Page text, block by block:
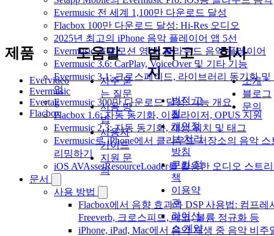
Evermusic 전 세계 1,100만 다운로드 달성
Flacbox 100만 다운로드 달성: Hi-Res 오디오
2025년 최고의 iPhone 음악 플레이어 앱 5선
Evermusic 프로모션 영상: 클라우드 음악 플레이어
Evermusic 3.6: CarPlay, VoiceOver 및 기타 기능
Evermusic 3.1: 크로스페이드, 라이브러리 동기화 및
업
Evermusic 300만 다운로드 달성: 기능 개요
Flacbox 1.6: 자동 동기화, 이퀄라이저, OPUS 지원
Evermusic 2.3: 자동 동기화, 재생 위치 및 태그
Evermusic로 iPhone에서 클라우드 저장소의 음악 스
리밍하기
iOS AVAssetResourceLoader를 활용한 오디오 스트
문서
사용 방법
Flacbox에서 음향 효과와 DSP 사용법: 컴프레
Freeverb, 크로스피드, 에코, 볼륨 정규화 등
iPhone, iPad, Mac에서 음악 재생 중 음악 비주
제품
Evervideo
Evermusic
Evertag
Flacbox
도움말
자주 묻
는 질문
사용 방
법
사용자
가이드
지원 문
의
법적 고
지
법적 고
지
개인정
보 처리
방침
쿠키 정
책
이용약
관
라이선
스 계약
회사
소개
블로그
문의